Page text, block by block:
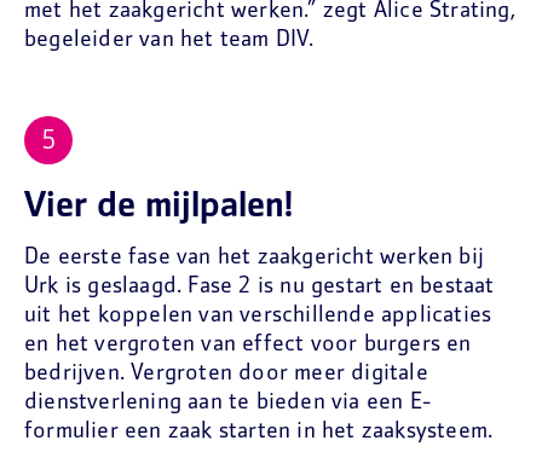
met het zaakgericht werken.” zegt Alice Strating,
begeleider van het team DIV.
Vier de mijlpalen!
De eerste fase van het zaakgericht werken bij
Urk is geslaagd. Fase 2 is nu gestart en bestaat
uit het koppelen van verschillende applicaties
en het vergroten van effect voor burgers en
bedrijven. Vergroten door meer digitale
dienstverlening aan te bieden via een E-
formulier een zaak starten in het zaaksysteem.